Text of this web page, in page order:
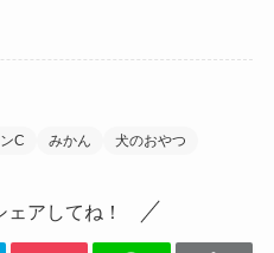
C みかん 犬のおやつ
アしてね！